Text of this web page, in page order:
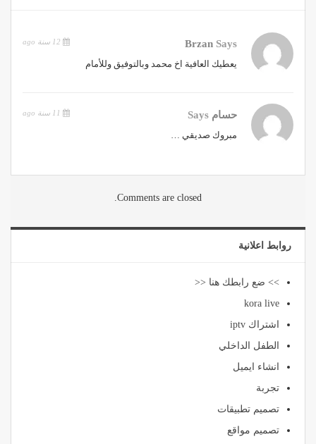
Brzan Says
يعطيك العافية اخ محمد وبالتوفيق وللأمام
حسام Says
مبروك صديقي …
Comments are closed.
روابط اعلانية
>> ضع رابطك هنا <<
kora live
اشتراك iptv
الطفل الداخلي
انشاء ايميل
تجربة
تصميم تطبيقات
تصميم مواقع